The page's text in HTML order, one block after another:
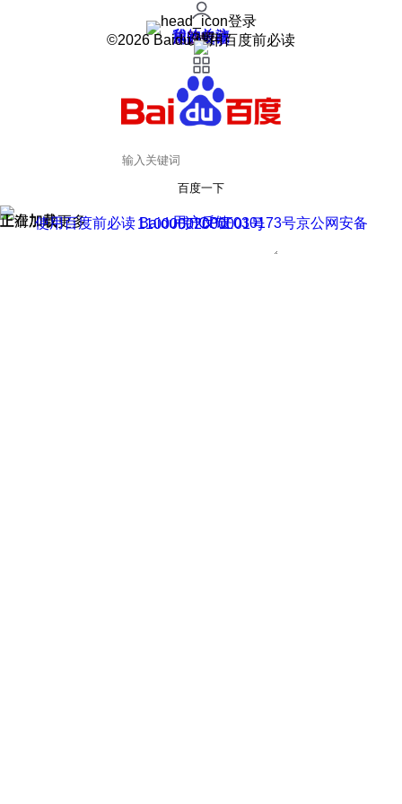
登录
我的关注
我的收藏
皮肤中心
用户反馈
设置
©2026 Baidu 使用百度前必读
百度一下
正在加载
上滑加载更多 用户反馈
使用百度前必读 Baidu 京ICP证030173号
京公网安备11000002000001号